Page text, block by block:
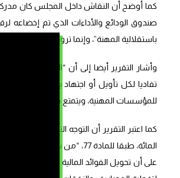
كما أوضح أن النقاش داخل المجلس كان
صندوق الودائع والأداءات الذي تم إخضاعه
باستقلالية المهنة”، وإنما تروم تحصين
تفاديا لكل تأويل أو اجتهاد يخالف نية
للمؤسسات المهنية، ويتمتع فيها المحامي بكل
المائة، طبقا للمادة 77،
على أن تحويل الفوائد المالية الناتجة عن